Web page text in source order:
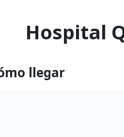
Hospital
llegar